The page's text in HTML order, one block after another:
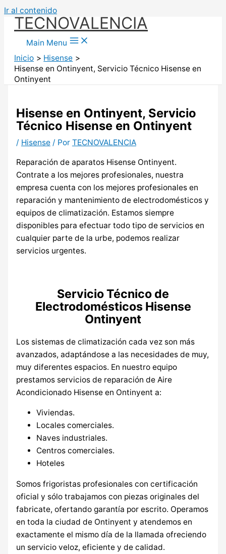
Ir al contenido
TECNOVALENCIA
Main Menu
Inicio
Hisense
Hisense en Ontinyent, Servicio Técnico Hisense en
Ontinyent
Hisense en Ontinyent, Servicio
Técnico Hisense en Ontinyent
/ Hisense/ Por TECNOVALENCIA
Reparación de aparatos Hisense Ontinyent.
Contrate a los mejores profesionales, nuestra
empresa cuenta con los mejores profesionales en
reparación y mantenimiento de electrodomésticos y
equipos de climatización. Estamos siempre
disponibles para efectuar todo tipo de servicios en
cualquier parte de la urbe, podemos realizar
servicios urgentes.
Servicio Técnico de
Electrodomésticos Hisense
Ontinyent
Los sistemas de climatización cada vez son más
avanzados, adaptándose a las necesidades de muy,
muy diferentes espacios. En nuestro equipo
prestamos servicios de reparación de Aire
Acondicionado Hisense en Ontinyent a:
Viviendas.
Locales comerciales.
Naves industriales.
Centros comerciales.
Hoteles
Somos frigoristas profesionales con certificación
oficial y sólo trabajamos con piezas originales del
fabricate, ofertando garantía por escrito. Operamos
en toda la ciudad de Ontinyent y atendemos en
exactamente el mismo día de la llamada ofreciendo
un servicio veloz, eficiente y de calidad.